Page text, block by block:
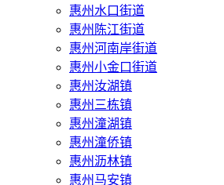
惠州水口街道
惠州陈江街道
惠州河南岸街道
惠州小金口街道
惠州汝湖镇
惠州三栋镇
惠州潼湖镇
惠州潼侨镇
惠州沥林镇
惠州马安镇